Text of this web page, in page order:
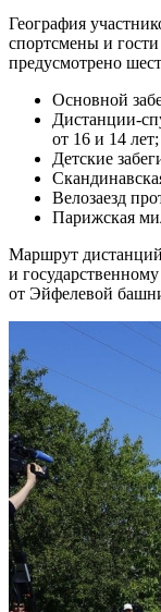
География
спортсмены и
предусмотрено
Основной
Дистанции-
от 16 и 14 лет;
Детские
Велозаезд
Парижская
Маршрут
и
от Эйфелевой